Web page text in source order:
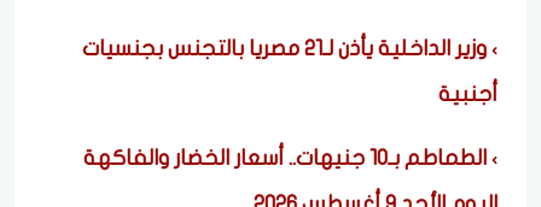
وزير الداخلية يأذن لـ21 مصريا بالتجنس بجنسيات
أجنبية
الطماطم بـ10 جنيهات.. أسعار الخضار والفاكهة